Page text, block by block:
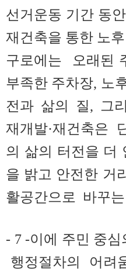
선거운동 기간 동
재건축을 통한 노
구로에는 오래된
부족한 주차장, 노
전과 삶의 질, 그
재개발·재건축은
의 삶의 터전을 더
을 밝고 안전한
활공간으로 바꾸
- 7 -이에 주민 중
행정절차의 어려